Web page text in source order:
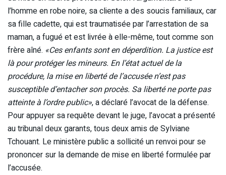
l’homme en robe noire, sa cliente a des soucis familiaux, car
sa fille cadette, qui est traumatisée par l’arrestation de sa
maman, a fugué et est livrée à elle-même, tout comme son
frère aîné. «Ces enfants sont en déperdition. La justice est
là pour protéger les mineurs. En l’état actuel de la
procédure, la mise en liberté de l’accusée n’est pas
susceptible d’entacher son procès. Sa liberté ne porte pas
atteinte à l’ordre public», a déclaré l’avocat de la défense.
Pour appuyer sa requête devant le juge, l’avocat a présenté
au tribunal deux garants, tous deux amis de Sylviane
Tchouant. Le ministère public a sollicité un renvoi pour se
prononcer sur la demande de mise en liberté formulée par
l’accusée.